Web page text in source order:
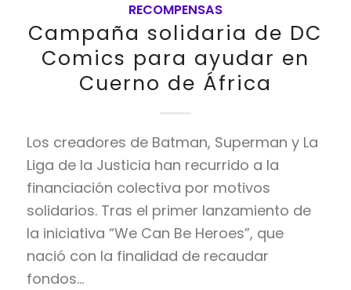
RECOMPENSAS
Campaña solidaria de DC
Comics para ayudar en
Cuerno de África
Los creadores de Batman, Superman y La
Liga de la Justicia han recurrido a la
financiación colectiva por motivos
solidarios. Tras el primer lanzamiento de
la iniciativa “We Can Be Heroes”, que
nació con la finalidad de recaudar
fondos…